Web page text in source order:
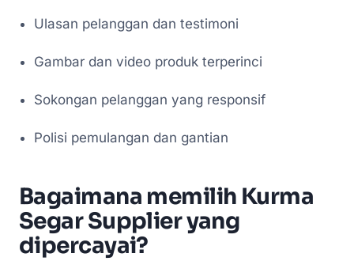
Ulasan pelanggan dan testimoni
Gambar dan video produk terperinci
Sokongan pelanggan yang responsif
Polisi pemulangan dan gantian
Bagaimana memilih Kurma
Segar Supplier yang
dipercayai?